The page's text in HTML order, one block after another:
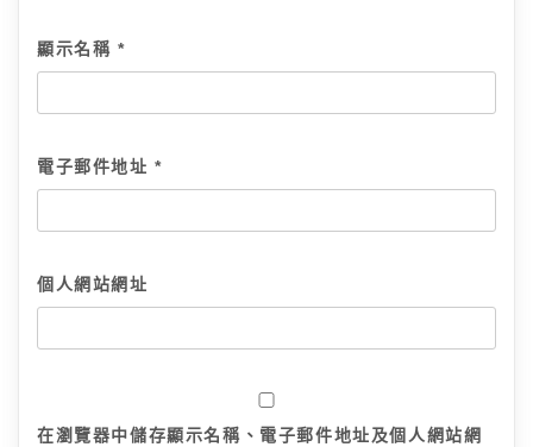
顯示名稱 *
電子郵件地址*
個人網站網址
在瀏覽器中儲存顯示名稱、電子郵件地址及個人網站網